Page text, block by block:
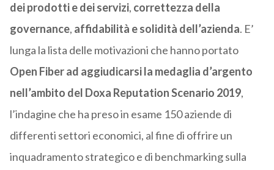
dei prodotti e dei servizi, correttezza della
governance, affidabilità e solidità dell’azienda. E’
lunga la lista delle motivazioni che hanno portato
Open Fiber ad aggiudicarsi la medaglia d’argento
nell’ambito del Doxa Reputation Scenario 2019,
l’indagine che ha preso in esame 150 aziende di
differenti settori economici, al fine di offrire un
inquadramento strategico e di benchmarking sulla